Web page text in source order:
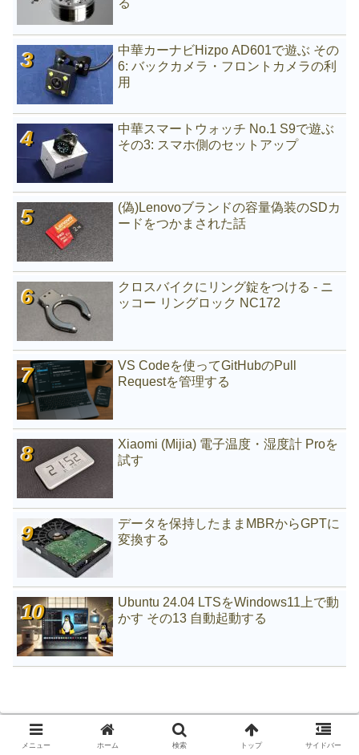
る
中華カーナビHizpo AD601で遊ぶ その
6: バックカメラ・フロントカメラの利
用
中華スマートウォッチ No.1 S9で遊ぶ
その3: スマホ側のセットアップ
(偽)Lenovoブランドの容量偽装のSDカ
ードをつかまされた話
クロスバイクにリング錠をつける - ニ
ッコー リングロック NC172
VS Codeを使ってGitHubのPull
Requestを管理する
Xiaomi (Mijia) 電子温度・湿度計 Proを
試す
データを保持したままMBRからGPTに
変換する
Ubuntu 24.04 LTSをWindows11上で動
かす その13 自動起動する
メニュー ホーム 検索 トップ サイドバー